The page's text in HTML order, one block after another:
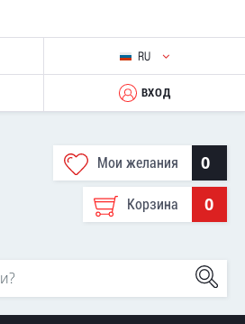
RU
ВХОД
Мои желания 0
Корзина 0